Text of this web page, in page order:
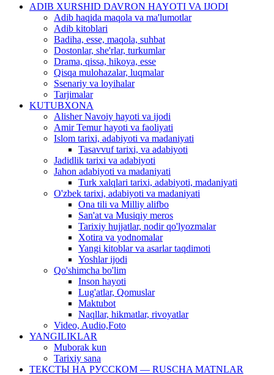
ADIB XURSHID DAVRON HAYOTI VA IJODI
Adib haqida maqola va ma'lumotlar
Adib kitoblari
Badiha, esse, maqola, suhbat
Dostonlar, she'rlar, turkumlar
Drama, qissa, hikoya, esse
Qisqa mulohazalar, luqmalar
Ssenariy va loyihalar
Tarjimalar
KUTUBXONA
Alisher Navoiy hayoti va ijodi
Amir Temur hayoti va faoliyati
Islom tarixi, adabiyoti va madaniyati
Tasavvuf tarixi, va adabiyoti
Jadidlik tarixi va adabiyoti
Jahon adabiyoti va madaniyati
Turk xalqlari tarixi, adabiyoti, madaniyati
O'zbek tarixi, adabiyoti va madaniyati
Ona tili va Milliy alifbo
San'at va Musiqiy meros
Tarixiy hujjatlar, nodir qo'lyozmalar
Xotira va yodnomalar
Yangi kitoblar va asarlar taqdimoti
Yoshlar ijodi
Qo'shimcha bo'lim
Inson hayoti
Lug'atlar, Qomuslar
Maktubot
Naqllar, hikmatlar, rivoyatlar
Video, Audio,Foto
YANGILIKLAR
Muborak kun
Tarixiy sana
ТЕКСТЫ НА РУССКОМ — RUSCHA MATNLAR